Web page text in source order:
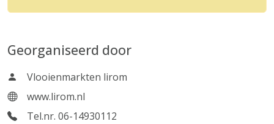
Georganiseerd door
Vlooienmarkten lirom
www.lirom.nl
Tel.nr. 06-14930112